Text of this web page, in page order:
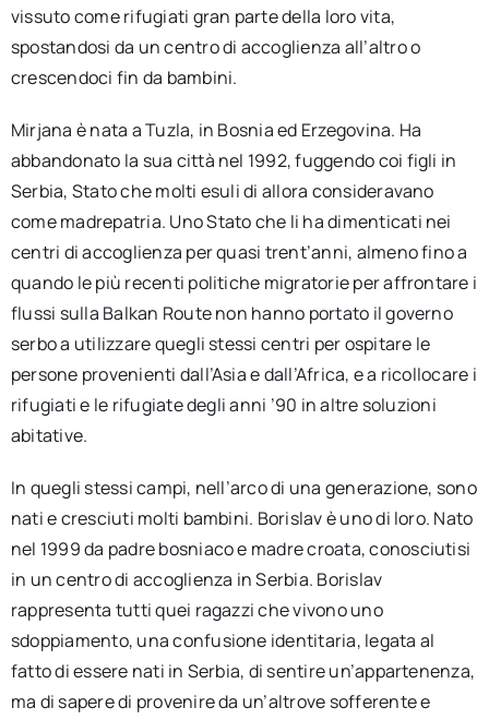
vissuto come rifugiati gran parte della loro vita,
spostandosi da un centro di accoglienza all’altro o
crescendoci fin da bambini.
Mirjana è nata a Tuzla, in Bosnia ed Erzegovina. Ha
abbandonato la sua città nel 1992, fuggendo coi figli in
Serbia, Stato che molti esuli di allora consideravano
come madrepatria. Uno Stato che li ha dimenticati nei
centri di accoglienza per quasi trent’anni, almeno fino a
quando le più recenti politiche migratorie per affrontare i
flussi sulla Balkan Route non hanno portato il governo
serbo a utilizzare quegli stessi centri per ospitare le
persone provenienti dall’Asia e dall’Africa, e a ricollocare i
rifugiati e le rifugiate degli anni ’90 in altre soluzioni
abitative.
In quegli stessi campi, nell’arco di una generazione, sono
nati e cresciuti molti bambini. Borislav è uno di loro. Nato
nel 1999 da padre bosniaco e madre croata, conosciutisi
in un centro di accoglienza in Serbia. Borislav
rappresenta tutti quei ragazzi che vivono uno
sdoppiamento, una confusione identitaria, legata al
fatto di essere nati in Serbia, di sentire un’appartenenza,
ma di sapere di provenire da un’altrove sofferente e